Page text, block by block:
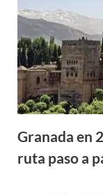
Granada en
ruta paso a